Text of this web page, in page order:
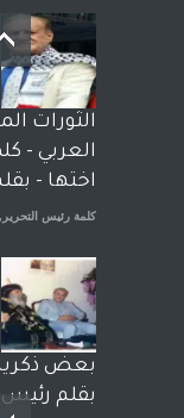
بعد
وترافع
الشيخ
الحكومة
الجنسية
آراء حرة مختارات
الثورات
العربي -
اختها -
كلمة رئيس التحرير ,
بعض
بقلم رئيس